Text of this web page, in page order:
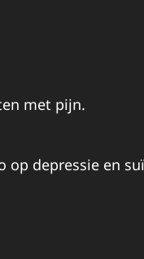
met pijn.
op depressie en